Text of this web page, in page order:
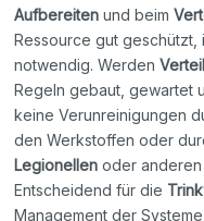
Aufbereitenund beim
Ressource gut
notwendig. Werden
Regeln gebaut, gewartet
keine Verunreinigungen
den Werkstoffen oder
Legionellen oder
Entscheidend für die
Management der